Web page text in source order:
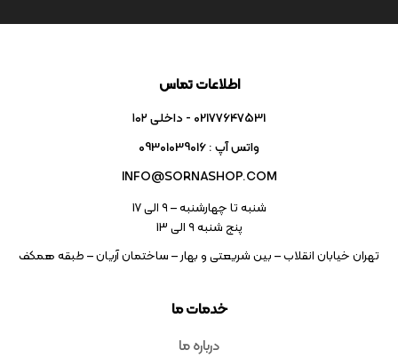
خدمات ما
درباره ما
اطلاعات تماس
02177647531 - داخلی ۱۰۲
واتس آپ : 09301039016
INFO@SORNASHOP.COM
شنبه تا چهارشنبه – ۹ الی 17
پنج شنبه ۹ الی 13
تهران خیابان انقلاب – بین شریعتی و بهار – ساختمان آریان – طبقه همکف